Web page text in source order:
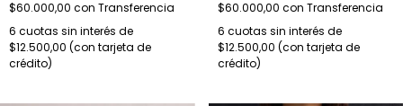
$60.000,00 con Transferencia
6 cuotas sin interés de
$12.500,00
$60.000,00 con Transferencia
6 cuotas sin interés de
$12.500,00